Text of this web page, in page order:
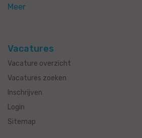
Meer
Vacatures
Vacature overzicht
Vacatures zoeken
Inschrijven
Login
Sitemap